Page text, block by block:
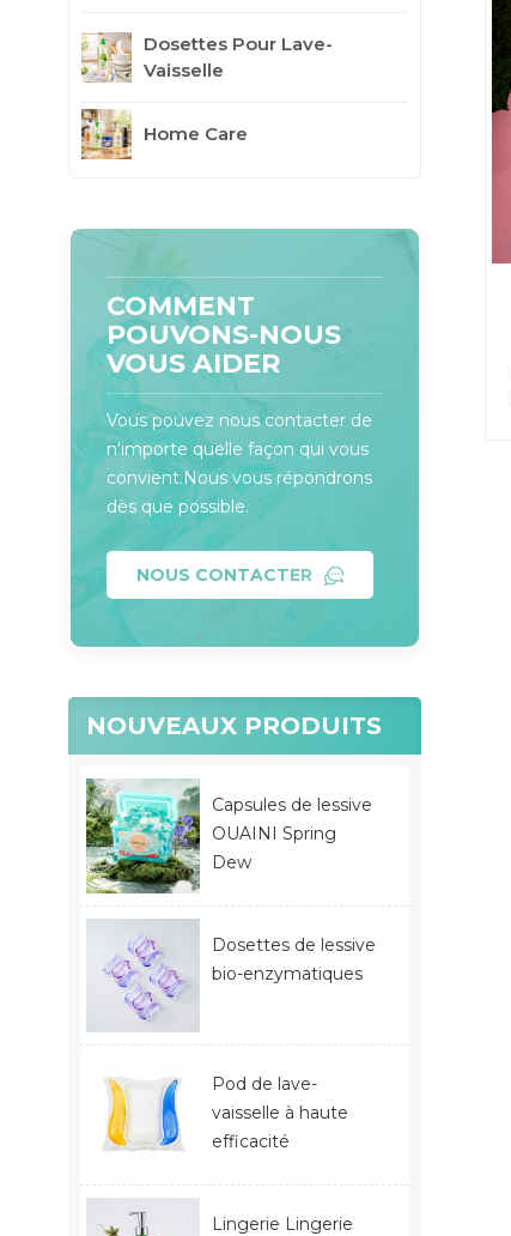
Dosettes Pour Lave-
Vaisselle
Home Care
COMMENT
POUVONS-NOUS
VOUS AIDER
Vous pouvez nous contacter de
n'importe quelle façon qui vous
convient.Nous vous répondrons
dès que possible.
NOUS CONTACTER
NOUVEAUX PRODUITS
Capsules de lessive
OUAINI Spring
Dew
Dosettes de lessive
bio-enzymatiques
Pod de lave-
vaisselle à haute
efficacité
Lingerie Lingerie